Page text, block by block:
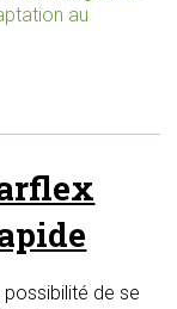
au
de se